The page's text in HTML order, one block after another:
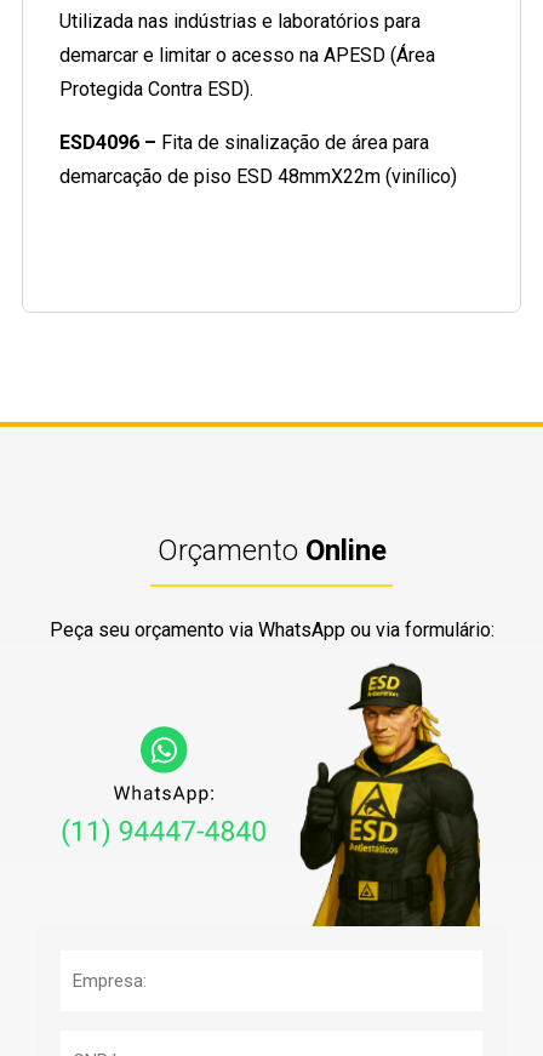
Utilizada nas indústrias e laboratórios para
demarcar e limitar o acesso na APESD (Área
Protegida Contra ESD).
ESD4096 – Fita de sinalização de área para
demarcação de piso ESD 48mmX22m (vinílico)
Orçamento Online
Peça seu orçamento via WhatsApp ou via formulário: